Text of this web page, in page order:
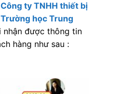
Công ty TNHH thiết bị
học Trung
nhận được thông tin
hàng như sau :